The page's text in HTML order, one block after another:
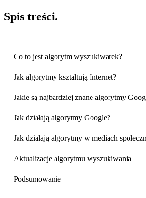
Spis treści.
Co to jest algorytm wyszukiwarek?
Jak algorytmy kształtują Internet?
Jakie są najbardziej znane algorytmy
Jak działają algorytmy Google?
Jak działają algorytmy w mediach
Aktualizacje algorytmu wyszukiwania
Podsumowanie